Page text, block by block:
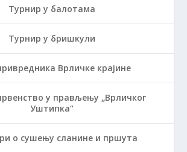
Турнир у балотама
Турнир у бришкули
Врличке крајине
у прављењу „Врличког
Уштипка“
о сушењу сланине и пршута